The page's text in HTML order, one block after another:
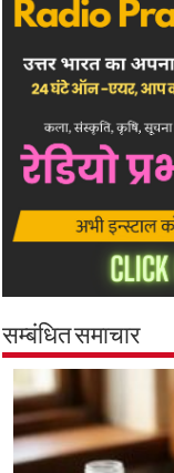
सम्बंधित समाचार